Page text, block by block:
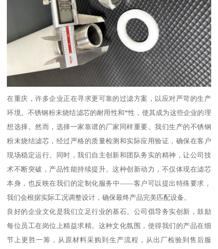
在重庆，许多企业正在寻求更可靠的过滤方案，以应对严苛的生产
环境。不锈钢粉末烧结滤芯的耐用性和*性，使其成为这些企业的理
想选择。然而，选择一家靠谱的厂家同样重要。我们生产的不锈钢
粉末烧结滤芯，经过严格的质量检测和实际应用验证，确保在客户
现场稳定运行。同时，我们自主创新和团队务实的精神，让公司技
术不断突破，产品性能持续提升。这种创新动力，不仅体现在滤芯
本身，也反映在我们的定制化服务中——客户可以提出特殊要求，
我们会根据实际工况调整设计，确保最终产品完美匹配设备。
良好的企业文化是我们立足行业的基石。公司倡导务实创新，鼓励
每位员工在岗位上精益求精。这种文化氛围，使得我们的产品在细
节上更胜一筹，从原材料采购到生产流程，从出厂检验到售后服